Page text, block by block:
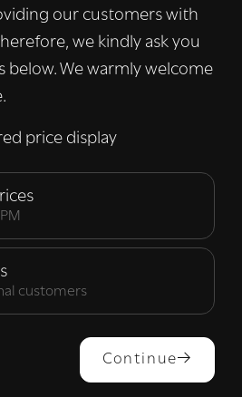
our customers with
we kindly ask you
below. We warmly welcome
price display
customers
Continue
gebruik van onze site
en analysepartners,
combineren met andere
aan hen heeft verstrekt of
Lees verder
Prestatie Targeting
ACCEPTEREN